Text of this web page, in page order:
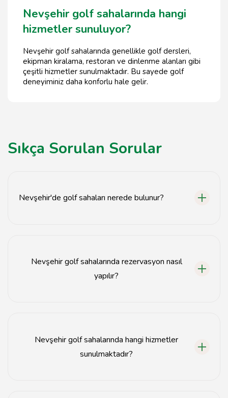
Nevşehir golf sahalarında hangi
hizmetler sunuluyor?
Nevşehir golf sahalarında genellikle golf dersleri,
ekipman kiralama, restoran ve dinlenme alanları gibi
çeşitli hizmetler sunulmaktadır. Bu sayede golf
deneyiminiz daha konforlu hale gelir.
Sıkça Sorulan Sorular
Nevşehir'de golf sahaları nerede bulunur?
Nevşehir golf sahalarında rezervasyon nasıl
yapılır?
Nevşehir golf sahalarında hangi hizmetler
sunulmaktadır?